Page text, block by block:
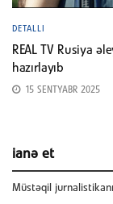
DETALLI
REAL TV Rusiya
hazırlayıb
15 SENTYABR 2025
ianə et
Müstəqil